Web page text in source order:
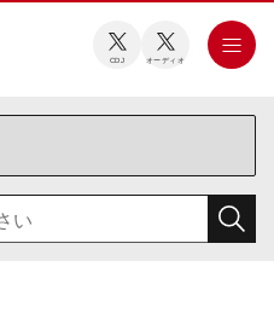
CDJ オーディオ